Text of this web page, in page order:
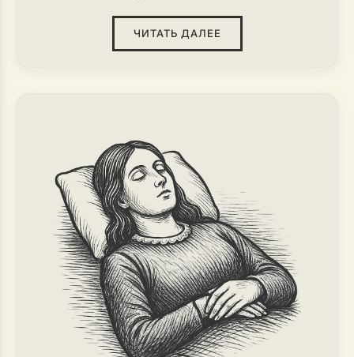
эмоции - скорбь, уважение, любовь и
ЧИТАТЬ ДАЛЕЕ